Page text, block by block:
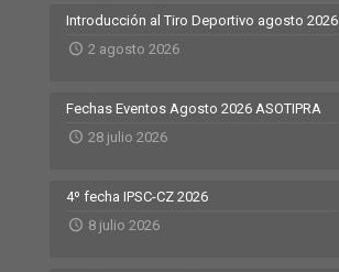
Introducción al Tiro Deportivo agosto 2026
2 agosto 2026
Fechas Eventos Agosto 2026 ASOTIPRA
28 julio 2026
4º fecha IPSC-CZ 2026
8 julio 2026